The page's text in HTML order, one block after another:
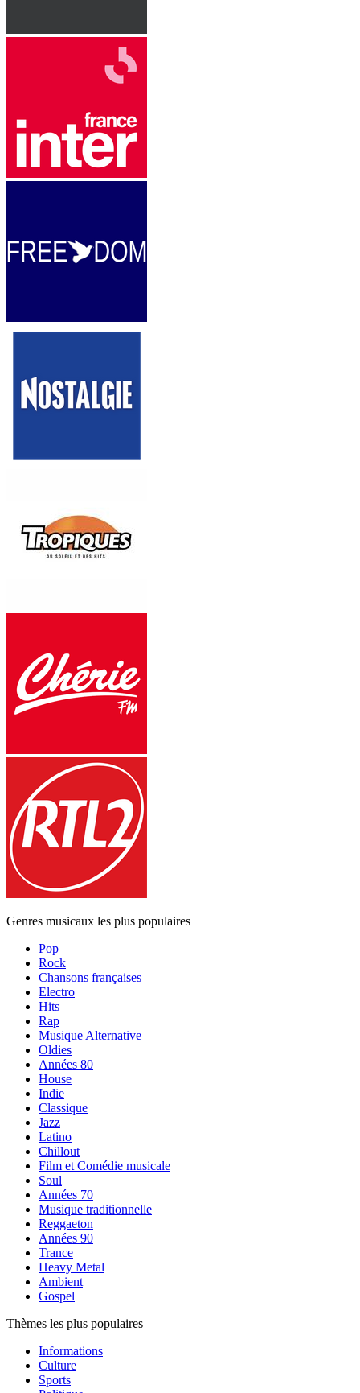
Genres musicaux les plus populaires
Pop
Rock
Chansons françaises
Electro
Hits
Rap
Musique Alternative
Oldies
Années 80
House
Indie
Classique
Jazz
Latino
Chillout
Film et Comédie musicale
Soul
Années 70
Musique traditionnelle
Reggaeton
Années 90
Trance
Heavy Metal
Ambient
Gospel
Thèmes les plus populaires
Informations
Culture
Sports